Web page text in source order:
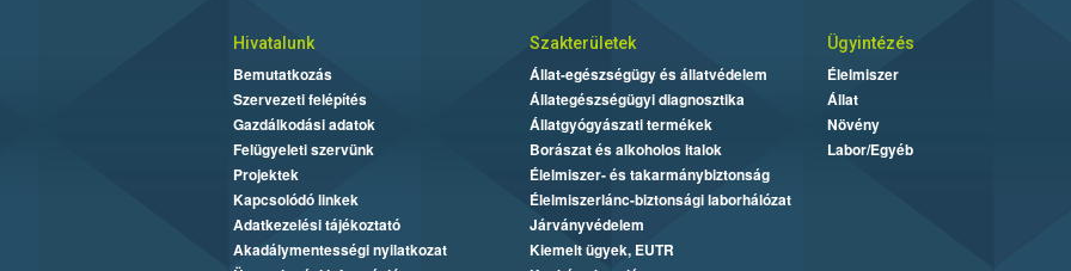
Hivatalunk
Bemutatkozás
Szervezeti felépítés
Gazdálkodási adatok
Felügyeleti szervünk
Projektek
Kapcsolódó linkek
Adatkezelési tájékoztató
Akadálymentességi nyilatkozat
Szakterületek
Állat-egészségügy és állatvédelem
Állategészségügyi diagnosztika
Állatgyógyászati termékek
Borászat és alkoholos italok
Élelmiszer- és takarmánybiztonság
Élelmiszerlánc-biztonsági laborhálózat
Járványvédelem
Kiemelt ügyek, EUTR
Ügyintézés
Élelmiszer
Állat
Növény
Labor/Egyéb